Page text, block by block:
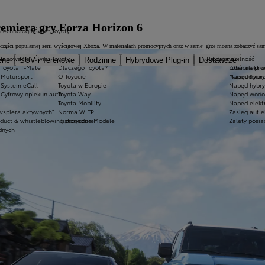
SUV i Terenowe Rodzinne Hybrydowe Plug-in
Dostawcze
& whistleblowing procedure
Produkcja
Obecne
Nasi
aktywnych"
Technologie
Innowacje
Toyota T-Mate
Motorsport
System eCall
Cyfrowy opiekun auta
Elektromobilność
Lider
Napęd
Napęd
Napęd
Napęd
Zasięg aut
Zalety
Świat Toyoty
Świat Toyoty
Dlaczego Toyota?
O Toyocie
Toyota w Europie
Toyota Way
Toyota Mobility
Norma WLTP
Historyczne Modele
gry Forza Horizon 6
popularnej serii wyścigowej Xboxa. W materiałach promocyjnych oraz w samej grze można